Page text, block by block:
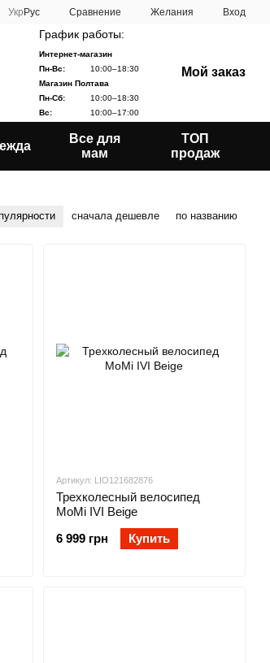
Укр Рус Сравнение Желания Вход
График работы:
Интернет-магазин
Пн-Вс:
10:00–18:30
Магазин Полтава
Пн-Сб:
10:00–18:30
Вс:
10:00–17:00
Мой заказ
Все для
мам
ТОП
продаж
сначала дешевле по названию
Артикул: LIO121682876
Трехколесный велосипед
MoMi IVI Beige
6 999 грн
Купить